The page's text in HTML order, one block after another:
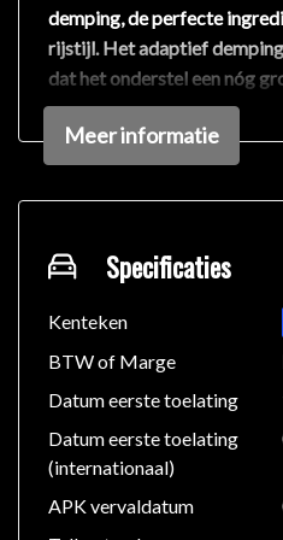
demping, de perfecte
rijstijl. Het adaptief
dat het onderstel een nóg
realiseren tussen sport en
comfortabeler én
Merk:Volkswagen
Uitvoering:2.0 TSI R
Bouwjaar:
Kilometers:
Automaat
Vermogen:300 PK
Motor:2.0L 4-cilinder
Aandrijving:Vierwielen
Meer informatie
Specificaties
Kenteken
BTW of Marge
Datum eerste toelating
Datum eerste toelating
(internationaal)
APK vervaldatum